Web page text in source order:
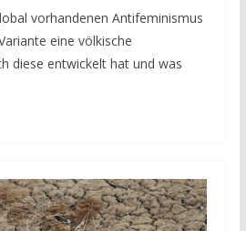
vorhandenen Antifeminismus
eine völkische
diese entwickelt hat und was